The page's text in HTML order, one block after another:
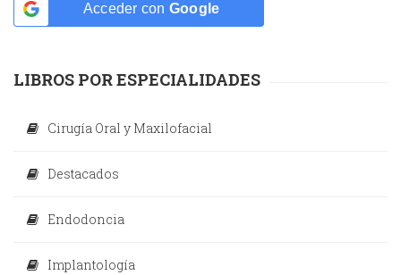
Acceder con Google
LIBROS POR ESPECIALIDADES
Cirugía Oral y Maxilofacial
Destacados
Endodoncia
Implantología